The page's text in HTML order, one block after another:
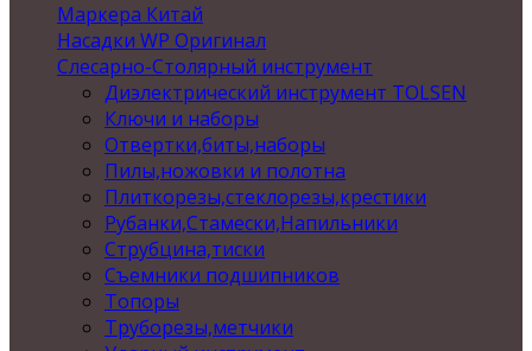
Маркера Китай
Насадки WP Оригинал
Слесарно-Столярный инструмент
Диэлектрический инструмент TOLSEN
Ключи и наборы
Отвертки,биты,наборы
Пилы,ножовки и полотна
Плиткорезы,стеклорезы,крестики
Рубанки,Стамески,Напильники
Струбцина,тиски
Съемники подшипников
Топоры
Труборезы,метчики